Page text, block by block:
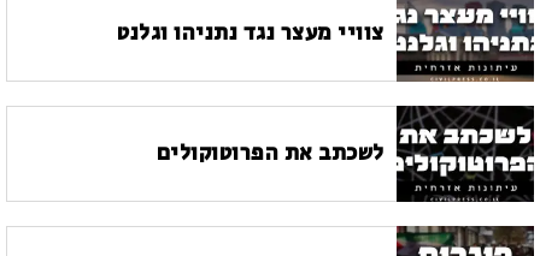
צוויי מעצר נגד נתניהו וגלנט
לשכתב את הפרוטוקולים